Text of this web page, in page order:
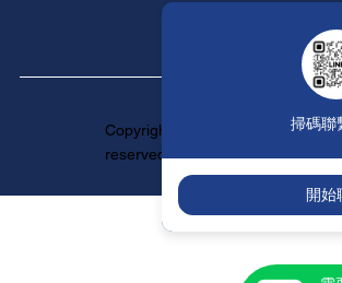
Copyright ©HUNTINGTON All
reserved.
掃碼聯
開始